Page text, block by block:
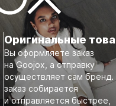
Оригинальные
Вы оформляете заказ
на Goojox, а отправку
осуществляет сам бренд.
заказ собирается
и отправляется быстрее,